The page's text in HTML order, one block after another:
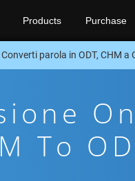
Products Purchase
Converti parola in ODT, CHM a
To